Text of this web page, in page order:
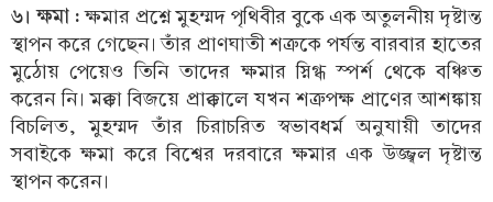
৬। ক্ষমা :ক্ষমার প্রশ্নে মুহম্মদ পৃথিবীর বুকে এক অতুলনীয় দৃষ্টান্ত
স্থাপন করে গেছেন। তাঁর প্রাণঘাতী শত্রুকে পর্যন্ত বারবার হাতের
মুঠোয় পেয়েও তিনি তাদের ক্ষমার স্নিগ্ধ স্পর্শ থেকে বঞ্চিত
করেন নি। মক্কা বিজয়ে প্রাক্কালে যখন শত্রুপক্ষ প্রাণের আশঙ্কায়
বিচলিত, মুহম্মদ তাঁর চিরাচরিত স্বভাবধর্ম অনুযায়ী তাদের
সবাইকে ক্ষমা করে বিশ্বের দরবারে ক্ষমার এক উজ্জ্বল দৃষ্টান্ত
স্থাপন করেন।